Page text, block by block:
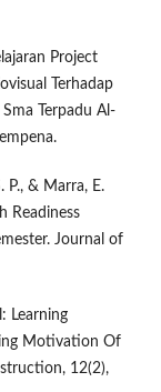
Project
Terhadap
Terpadu Al-
P., & Marra, E.
Readiness
Journal of
Learning
Motivation Of
12(2),